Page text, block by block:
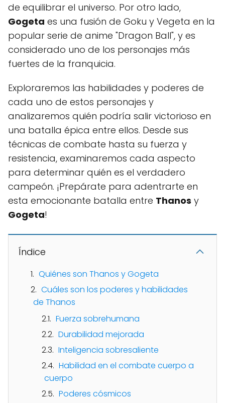
de equilibrar el universo. Por otro lado,
Gogeta es una fusión de Goku y Vegeta en la
popular serie de anime "Dragon Ball", y es
considerado uno de los personajes más
fuertes de la franquicia.
Exploraremos las habilidades y poderes de
cada uno de estos personajes y
analizaremos quién podría salir victorioso en
una batalla épica entre ellos. Desde sus
técnicas de combate hasta su fuerza y
resistencia, examinaremos cada aspecto
para determinar quién es el verdadero
campeón. ¡Prepárate para adentrarte en
esta emocionante batalla entre Thanos y
Gogeta!
Índice
Quiénes son Thanos y Gogeta
Cuáles son los poderes y habilidades
de Thanos
Fuerza sobrehumana
Durabilidad mejorada
Inteligencia sobresaliente
Habilidad en el combate cuerpo a
cuerpo
Poderes cósmicos